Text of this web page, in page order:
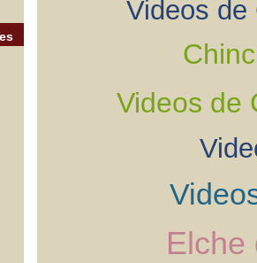
Videos de
Videos de
Elche